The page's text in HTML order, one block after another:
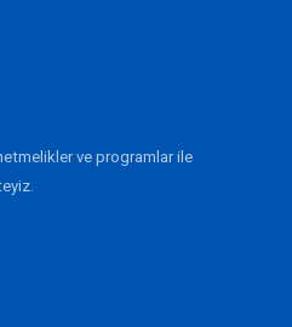
ve programlar ile